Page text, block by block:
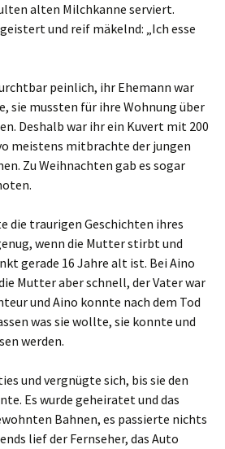
alten Milchkanne serviert.
und reif mäkelnd: „Ich esse
peinlich, ihr Ehemann war
sie mussten für ihre Wohnung über
Deshalb war ihr ein Kuvert mit 200
meistens mitbrachte der jungen
Zu Weihnachten gab es sogar
die traurigen Geschichten ihres
wenn die Mutter stirbt und
gerade 16 Jahre alt ist. Bei Aino
Mutter aber schnell, der Vater war
und Aino konnte nach dem Tod
was sie wollte, sie konnte und
werden.
und vergnügte sich, bis sie den
Es wurde geheiratet und das
Bahnen, es passierte nichts
lief der Fernseher, das Auto